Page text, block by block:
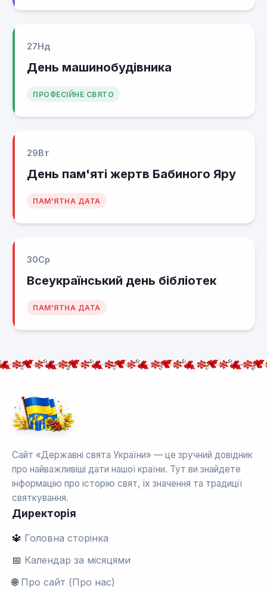
27Нд
День машинобудівника
ПРОФЕСІЙНЕ СВЯТО
29Вт
День пам'яті жертв Бабиного Яру
ПАМ'ЯТНА ДАТА
30Ср
Всеукраїнський день бібліотек
ПАМ'ЯТНА ДАТА
Сайт «Державні свята України» — це зручний довідник
про найважливіші дати нашої країни. Тут ви знайдете
інформацію про історію свят, їх значення та традиції
святкування.
Директорія
🔱 Головна сторінка
📅 Календар за місяцями
🌐 Про сайт (Про нас)